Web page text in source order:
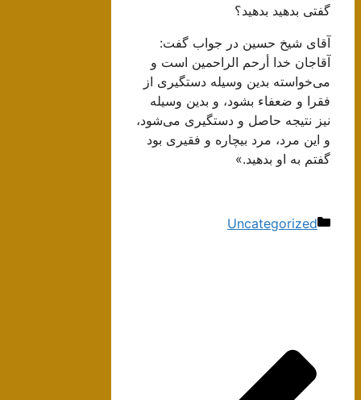
گفتی بدهید بدهید؟
آقای شیخ حسین در جواب گفت:
آقاجان خدا أرحم الراحمین است و
می‌خواسته بدین وسیله دستگیری از
فقرا و ضعفاء بشود، و بدین وسیله
نیز نتیجه حاصل و دستگیری می‌شود،
و این مرد، مرد بیچاره و فقیری بود
گفتم به او بدهید.»
دسته‌ها
Uncategorized